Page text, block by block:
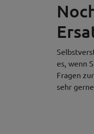
es, wenn
Fragen
sehr